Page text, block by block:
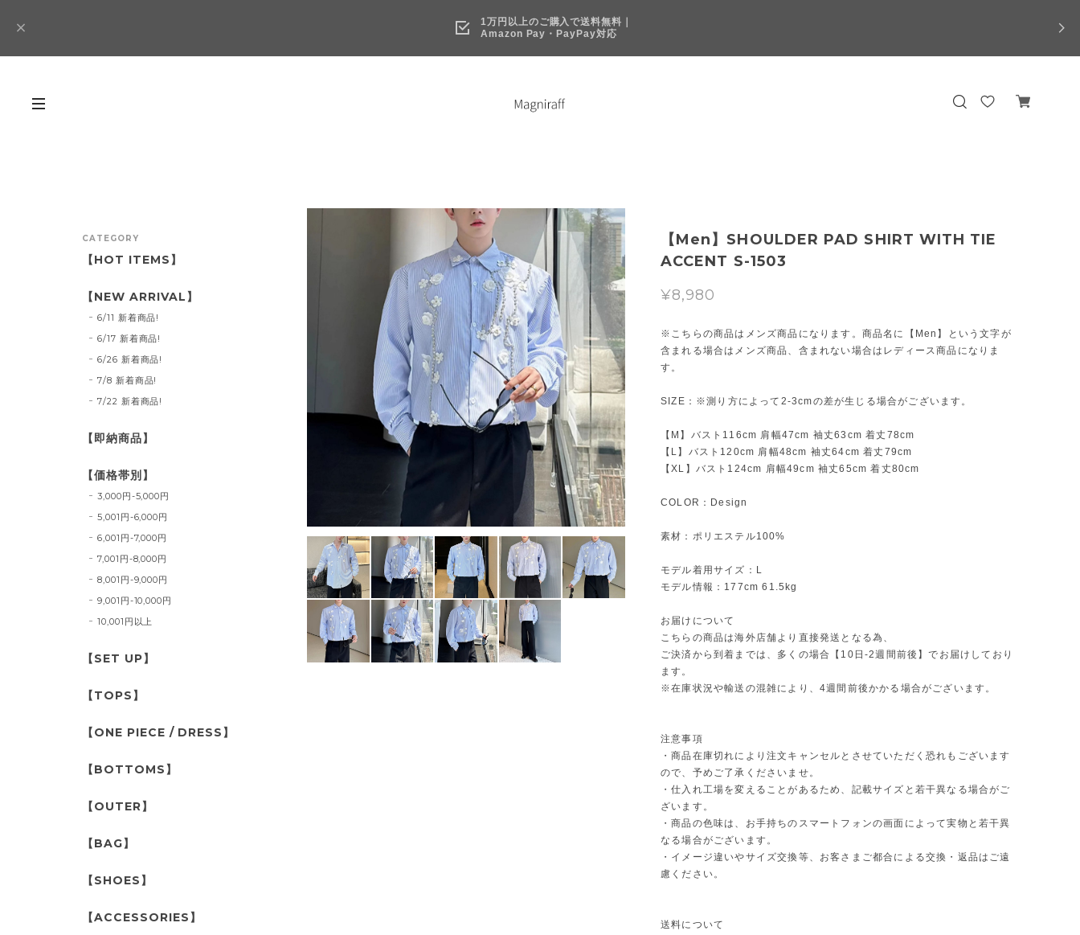
1万円以上のご購入で送料無料｜
Amazon Pay・PayPay対応
【Men】SHOULDER PAD SHIRT WITH TIE
ACCENT S-1503
¥8,980
※こちらの商品はメンズ商品になります。商品名に【Men】という文字が
含まれる場合はメンズ商品、含まれない場合はレディース商品になりま
す。
SIZE：※測り方によって2-3cmの差が生じる場合がございます。
【M】バスト116cm 肩幅47cm 袖丈63cm 着丈78cm
【L】バスト120cm 肩幅48cm 袖丈64cm 着丈79cm
【XL】バスト124cm 肩幅49cm 袖丈65cm 着丈80cm
COLOR：Design
素材：ポリエステル100%
モデル着用サイズ：L
モデル情報：177cm 61.5kg
お届けについて
こちらの商品は海外店舗より直接発送となる為、
ご決済から到着までは、多くの場合【10日-2週間前後】でお届けしており
ます。
※在庫状況や輸送の混雑により、4週間前後かかる場合がございます。
注意事項
・商品在庫切れにより注文キャンセルとさせていただく恐れもございます
ので、予めご了承くださいませ。
・仕入れ工場を変えることがあるため、記載サイズと若干異なる場合がご
ざいます。
・商品の色味は、お手持ちのスマートフォンの画面によって実物と若干異
なる場合がございます。
・イメージ違いやサイズ交換等、お客さまご都合による交換・返品はご遠
慮ください。
送料について
CATEGORY
【HOT ITEMS】
【NEW ARRIVAL】
6/11 新着商品!
6/17 新着商品!
6/26 新着商品!
7/8 新着商品!
7/22 新着商品!
【即納商品】
【価格帯別】
3,000円-5,000円
5,001円-6,000円
6,001円-7,000円
7,001円-8,000円
8,001円-9,000円
9,001円-10,000円
10,001円以上
【SET UP】
【TOPS】
【ONE PIECE / DRESS】
【BOTTOMS】
【OUTER】
【BAG】
【SHOES】
【ACCESSORIES】